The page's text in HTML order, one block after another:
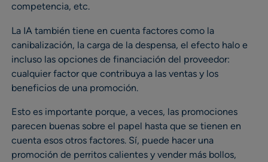
competencia, etc.
La IA también tiene en cuenta factores como la
canibalización, la carga de la despensa, el efecto halo e
incluso las opciones de financiación del proveedor:
cualquier factor que contribuya a las ventas y los
beneficios de una promoción.
Esto es importante porque, a veces, las promociones
parecen buenas sobre el papel hasta que se tienen en
cuenta esos otros factores. Sí, puede hacer una
promoción de perritos calientes y vender más bollos,